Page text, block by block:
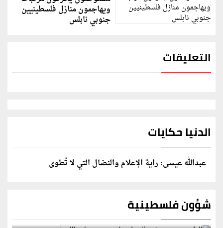
ويهاجمون منازل فلسطينيين
جنوبي نابلس
التعليقات
الدنيا حكايات
عبدالله عيسى: راية الإعلام والنضال التي لا تُطوى
شؤون فلسطينية
الرئيس ينعى سفير فلسطين لدى مصر دياب اللوح